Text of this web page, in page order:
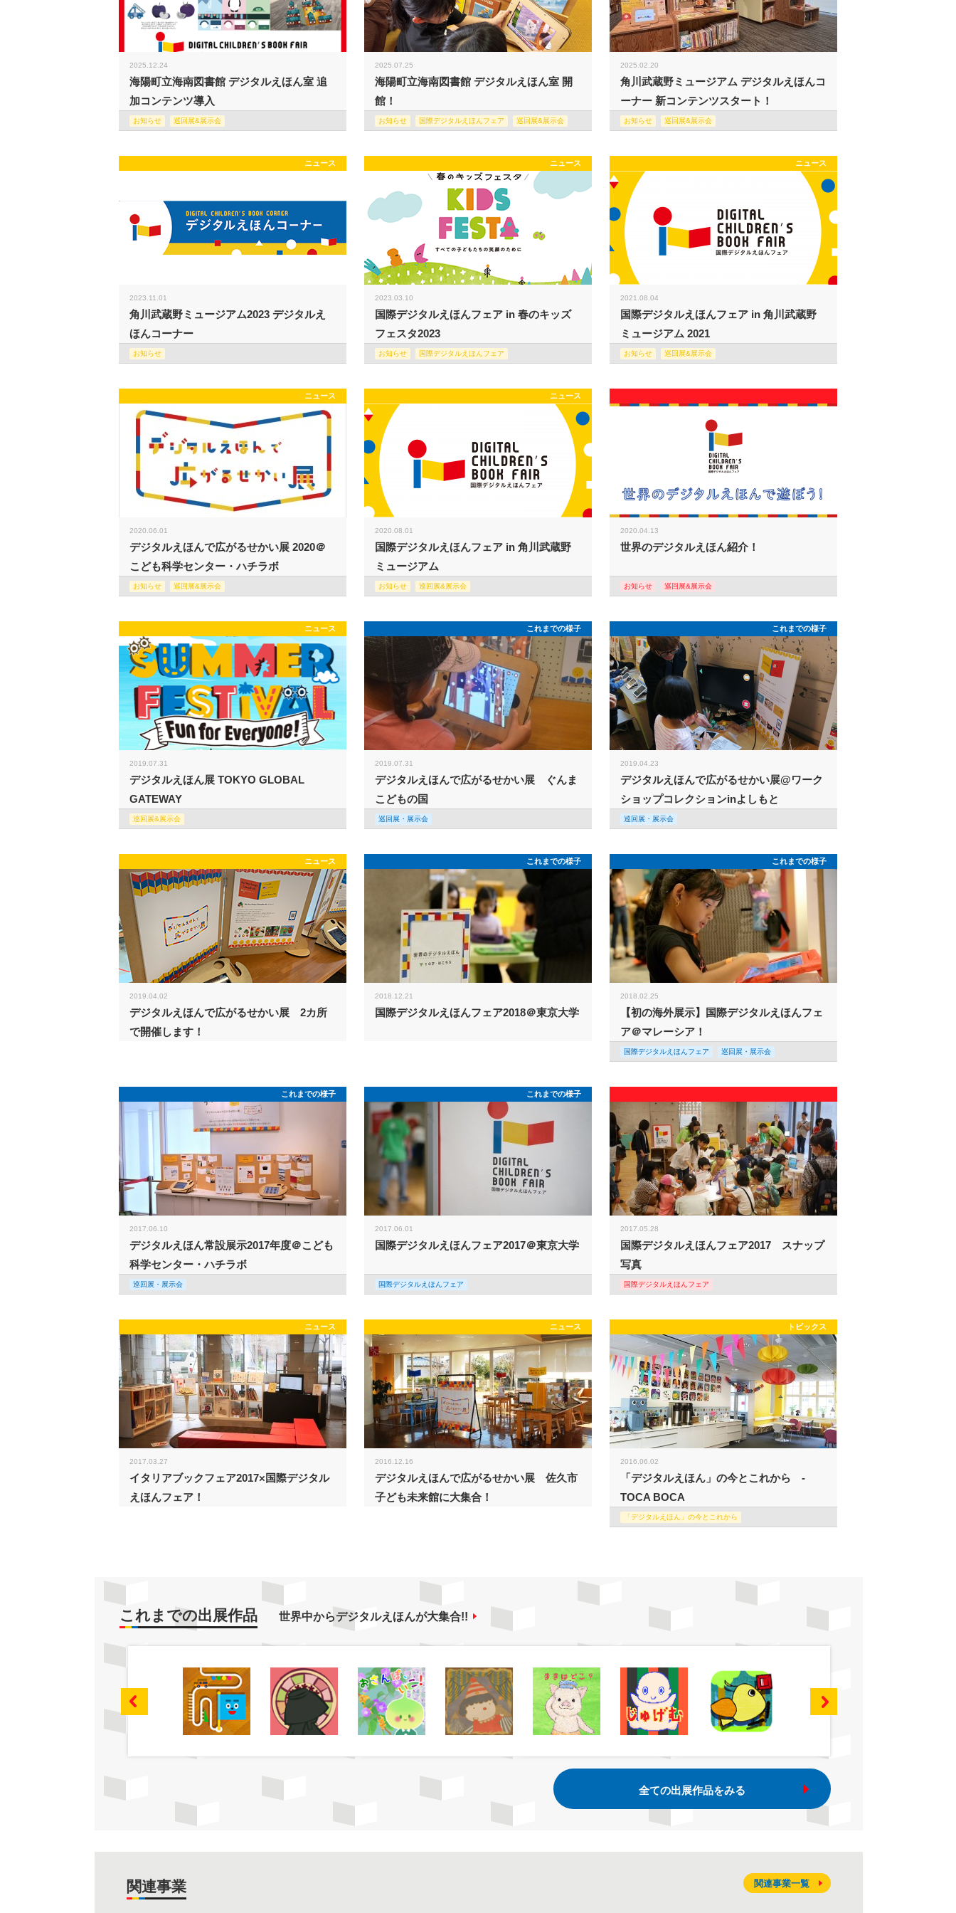
2025.12.24
海陽町立海南図書館 デジタルえほん室 追
加コンテンツ導入
お知らせ 巡回展&展示会
2025.07.25
海陽町立海南図書館 デジタルえほん室 開
館！
お知らせ 国際デジタルえほんフェア 巡回展&展示会
2025.02.20
角川武蔵野ミュージアム デジタルえほんコ
ーナー 新コンテンツスタート！
お知らせ 巡回展&展示会
ニュース
2023.11.01
角川武蔵野ミュージアム2023 デジタルえ
ほんコーナー
お知らせ
ニュース
2023.03.10
国際デジタルえほんフェア in 春のキッズ
フェスタ2023
お知らせ 国際デジタルえほんフェア
ニュース
2021.08.04
国際デジタルえほんフェア in 角川武蔵野
ミュージアム 2021
お知らせ 巡回展&展示会
ニュース
2020.06.01
デジタルえほんで広がるせかい展 2020＠
こども科学センター・ハチラボ
お知らせ 巡回展&展示会
ニュース
2020.08.01
国際デジタルえほんフェア in 角川武蔵野
ミュージアム
お知らせ 巡回展&展示会
2020.04.13
世界のデジタルえほん紹介！
お知らせ 巡回展&展示会
ニュース
2019.07.31
デジタルえほん展 TOKYO GLOBAL
GATEWAY
巡回展&展示会
これまでの様子
2019.07.31
デジタルえほんで広がるせかい展 ぐんま
こどもの国
巡回展・展示会
これまでの様子
2019.04.23
デジタルえほんで広がるせかい展@ワーク
ショップコレクションinよしもと
巡回展・展示会
ニュース
2019.04.02
デジタルえほんで広がるせかい展 2カ所
で開催します！
これまでの様子
2018.12.21
国際デジタルえほんフェア2018＠東京大学
これまでの様子
2018.02.25
【初の海外展示】国際デジタルえほんフェ
ア＠マレーシア！
国際デジタルえほんフェア 巡回展・展示会
これまでの様子
2017.06.10
デジタルえほん常設展示2017年度＠こども
科学センター・ハチラボ
巡回展・展示会
これまでの様子
2017.06.01
国際デジタルえほんフェア2017＠東京大学
国際デジタルえほんフェア
2017.05.28
国際デジタルえほんフェア2017 スナップ
写真
国際デジタルえほんフェア
ニュース
2017.03.27
イタリアブックフェア2017×国際デジタル
えほんフェア！
ニュース
2016.12.16
デジタルえほんで広がるせかい展 佐久市
子ども未来館に大集合！
トピックス
2016.06.02
「デジタルえほん」の今とこれから -
TOCA BOCA
「デジタルえほん」の今とこれから
これまでの出展作品 世界中からデジタルえほんが大集合!!
全ての出展作品をみる
関連事業 関連事業一覧